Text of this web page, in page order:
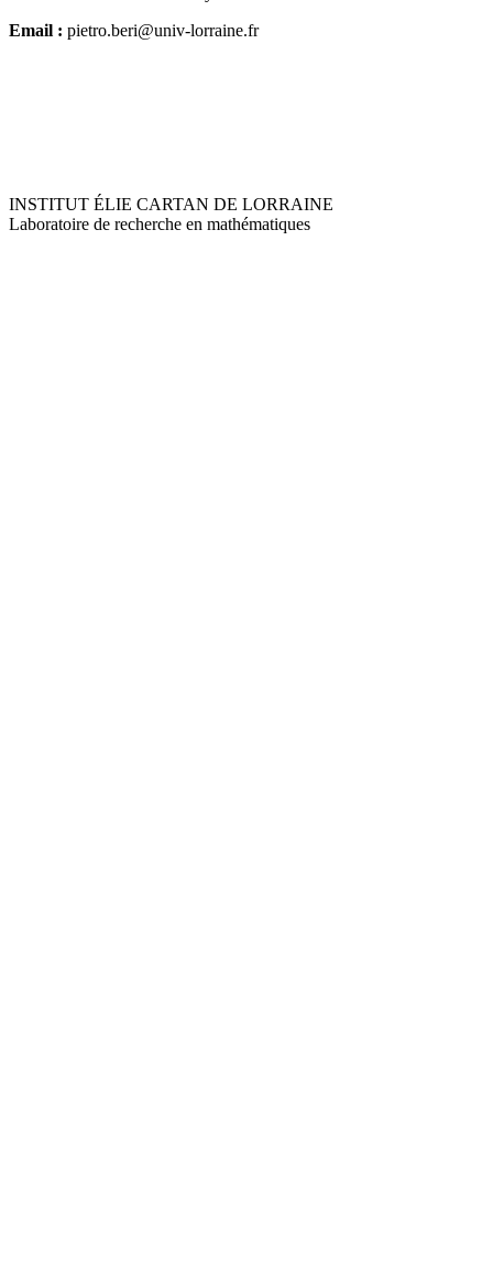
Email : pietro.beri@univ-lorraine.fr
INSTITUT ÉLIE CARTAN DE LORRAINE
Laboratoire de recherche en mathématiques